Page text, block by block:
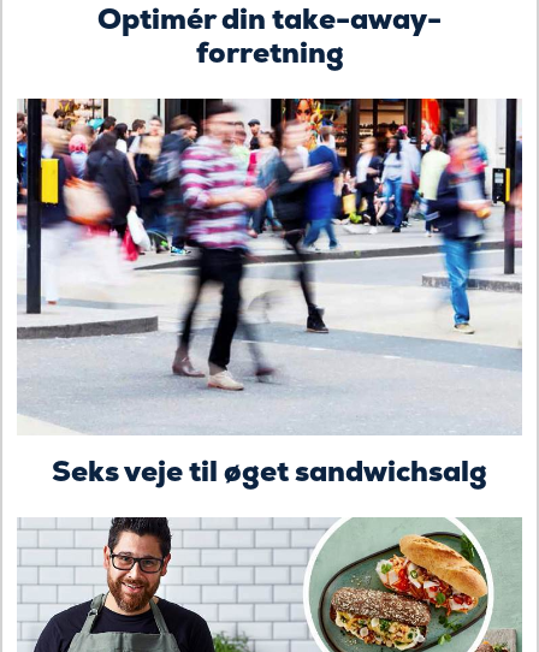
Optimér din take-away-
forretning
Seks veje til øget sandwichsalg